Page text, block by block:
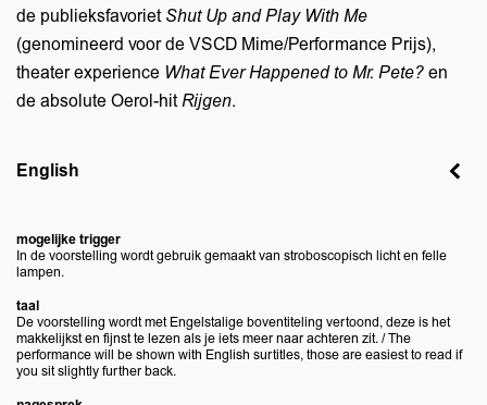
de publieksfavoriet Shut Up and Play With Me
(genomineerd voor de VSCD Mime/Performance Prijs),
theater experience What Ever Happened to Mr. Pete? en
de absolute Oerol-hitRijgen.
English
mogelijke trigger
In de voorstelling wordt gebruik gemaakt van stroboscopisch licht en felle
lampen.
taal
De voorstelling wordt met Engelstalige boventiteling vertoond, deze is het
makkelijkst en fijnst te lezen als je iets meer naar achteren zit. / The
performance will be shown with English surtitles, those are easiest to read if
you sit slightly further back.